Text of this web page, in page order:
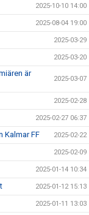
2025-10-10 14:00
2025-08-04 19:00
2025-03-29
2025-03-20
är
2025-03-07
2025-02-28
2025-02-27 06:37
Kalmar FF 2025-02-22
2025-02-09
2025-01-14 10:34
2025-01-12 15:13
2025-01-11 13:03